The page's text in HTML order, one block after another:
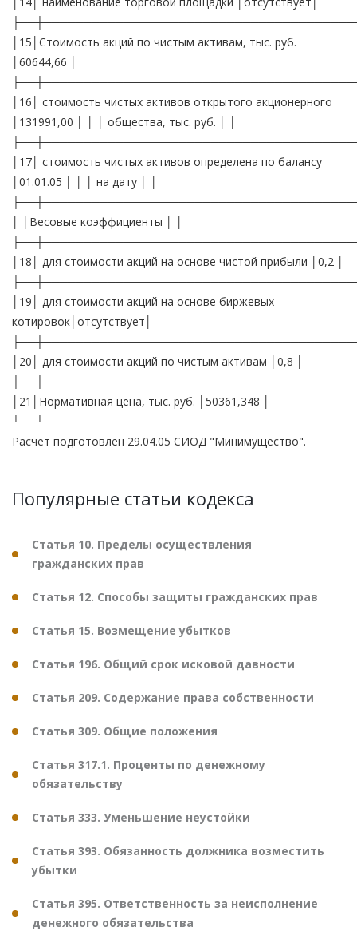
│15│Стоимость акций по чистым активам, тыс. руб.
│60644,66 │
│16│ стоимость чистых активов открытого акционерного
│131991,00 │ │ │ общества, тыс. руб. │ │
│17│ стоимость чистых активов определена по балансу
│01.01.05 │ │ │ на дату │ │
│ │Весовые коэффициенты │ │
│18│ для стоимости акций на основе чистой прибыли │0,2 │
│19│ для стоимости акций на основе биржевых
котировок│отсутствует│
│20│ для стоимости акций по чистым активам │0,8 │
│21│Нормативная цена, тыс. руб. │50361,348 │
Расчет подготовлен 29.04.05 СИОД "Минимущество".
Популярные статьи кодекса
Статья 10. Пределы осуществления
гражданских прав
Статья 12. Способы защиты гражданских прав
Статья 15. Возмещение убытков
Статья 196. Общий срок исковой давности
Статья 209. Содержание права собственности
Статья 309. Общие положения
Статья 317.1. Проценты по денежному
обязательству
Статья 333. Уменьшение неустойки
Статья 393. Обязанность должника возместить
убытки
Статья 395. Ответственность за неисполнение
денежного обязательства